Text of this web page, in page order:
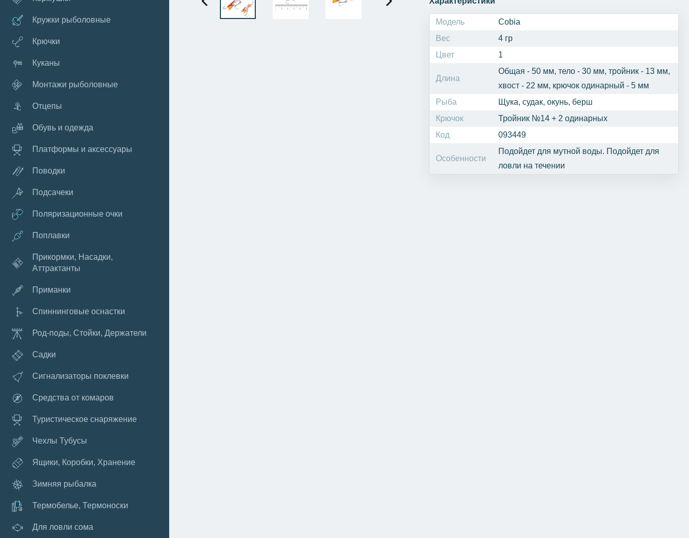
Кружки рыболовные
Крючки
Куканы
Монтажи рыболовные
Отцепы
Обувь и одежда
Платформы и аксессуары
Поводки
Подсачеки
Поляризационные очки
Поплавки
Прикормки, Насадки,
Аттрактанты
Приманки
Спиннинговые оснастки
Род-поды, Стойки, Держатели
Садки
Сигнализаторы поклевки
Средства от комаров
Туристическое снаряжение
Чехлы Тубусы
Ящики, Коробки, Хранение
Зимняя рыбалка
Термобелье, Термоноски
Для ловли сома
Модель
Cobia
Вес
4 гр
Цвет
1
Длина
Общая - 50 мм, тело - 30 мм, тройник - 13 мм,
хвост - 22 мм, крючок одинарный - 5 мм
Рыба
Щука, судак, окунь, берш
Крючок
Тройник №14 + 2 одинарных
Код
093449
Особенности
Подойдет для мутной воды. Подойдет для
ловли на течении